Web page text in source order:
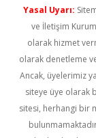
Yasal Uyarı:
ve İletişim
olarak hizmet
olarak denetleme
Ancak, üyelerimiz
siteye üye olarak
sitesi, herhangi bir